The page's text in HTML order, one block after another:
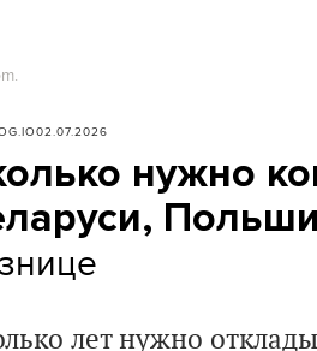
02.07.2026
нужно
лет нужно